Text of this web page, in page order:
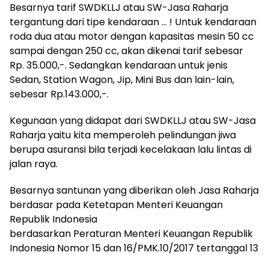
Besarnya tarif SWDKLLJ atau SW-Jasa Raharja
tergantung dari tipe kendaraan … ! Untuk kendaraan
roda dua atau motor dengan kapasitas mesin 50 cc
sampai dengan 250 cc, akan dikenai tarif sebesar
Rp. 35.000,-. Sedangkan kendaraan untuk jenis
Sedan, Station Wagon, Jip, Mini Bus dan lain-lain,
sebesar Rp.143.000,-.
Kegunaan yang didapat dari SWDKLLJ atau SW-Jasa
Raharja yaitu kita memperoleh pelindungan jiwa
berupa asuransi bila terjadi kecelakaan lalu lintas di
jalan raya.
Besarnya santunan yang diberikan oleh Jasa Raharja
berdasar pada Ketetapan Menteri Keuangan
Republik Indonesia
berdasarkan Peraturan Menteri Keuangan Republik
Indonesia Nomor 15 dan 16/PMK.10/2017 tertanggal 13